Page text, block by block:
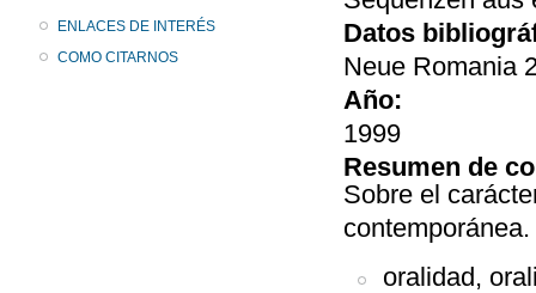
ENLACES DE INTERÉS
COMO CITARNOS
Datos
Neue Romania
Año:
1999
Resumen de
Sobre el
contemporánea.
oralidad,